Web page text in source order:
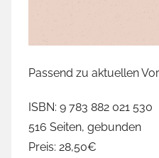
Passend zu aktuellen
ISBN: 9 783 882 021 530
516 Seiten, gebunden
Preis: 28,50€